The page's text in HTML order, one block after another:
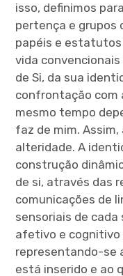
isso, definimos
pertença e grupos
papéis e estatutos
vida
de Si, da sua
confrontação com
mesmo tempo
faz de mim.
alteridade. A
construção
de si, através das
comunicações de
sensoriais de
afetivo e cognitivo
representando-se
está inserido e ao